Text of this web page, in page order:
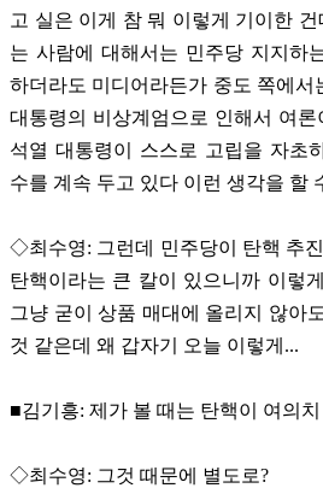
고 실은 이게 참 뭐 이렇게 기이한
는 사람에 대해서는 민주당 지지하
하더라도 미디어라든가 중도 쪽에서
대통령의 비상계엄으로 인해서 여
석열 대통령이 스스로 고립을 자초
수를 계속 두고 있다 이런 생각을 할
◇최수영: 그런데 민주당이 탄핵 추
탄핵이라는 큰 칼이 있으니까 이렇
그냥 굳이 상품 매대에 올리지 않아
것 같은데 왜 갑자기 오늘 이렇게...
■김기흥: 제가 볼 때는 탄핵이 여의
◇최수영: 그것 때문에 별도로?